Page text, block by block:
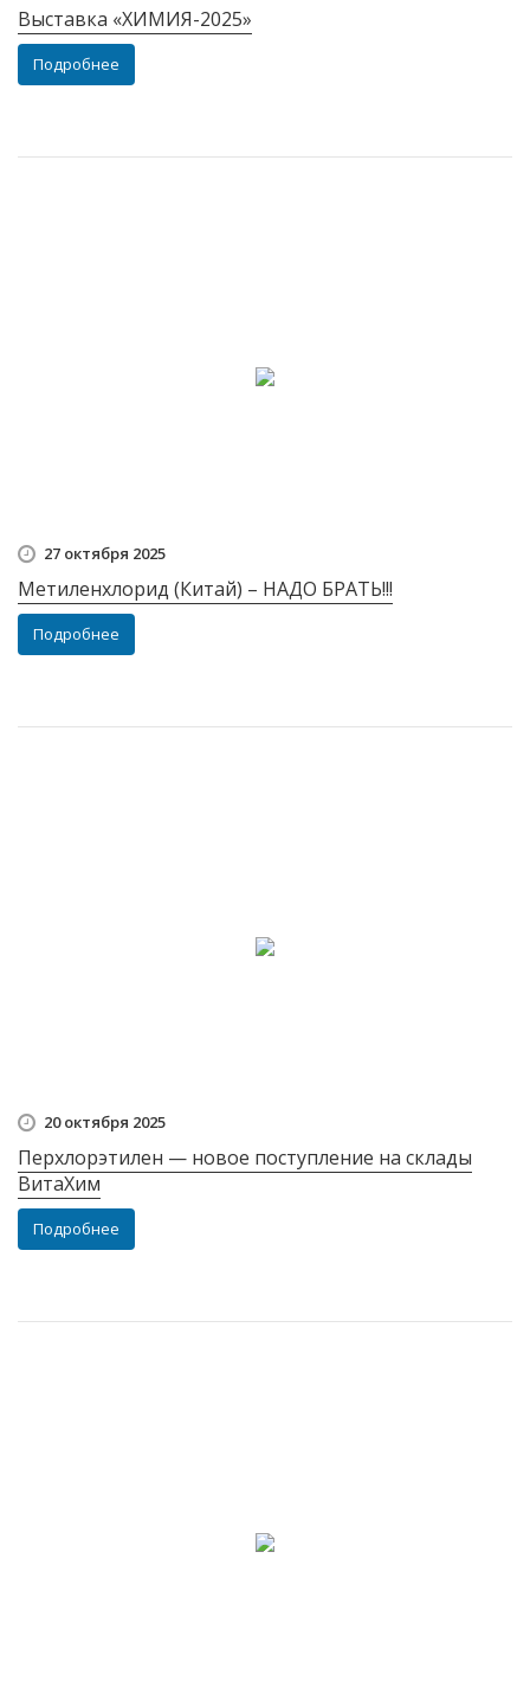
Выставка «ХИМИЯ-2025»
Подробнее
27 октября 2025
Метиленхлорид (Китай) – НАДО БРАТЬ!!!
Подробнее
20 октября 2025
Перхлорэтилен — новое поступление на склады
ВитаХим
Подробнее